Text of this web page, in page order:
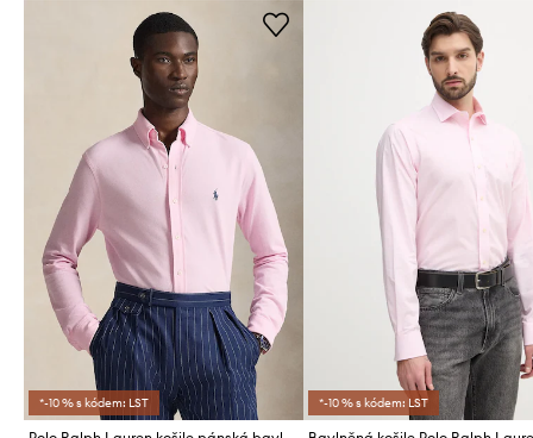
*-10 % s kódem: LST *-10 % s kódem: LST